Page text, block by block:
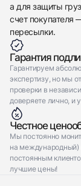
а для защиты
счет покупателя
пересылки.
Гарантия
Гарантируем
экспертизу, но мы
проверки в
доверяете лично, и
Честное
Мы постоянно
на международный)
постоянным
лучшие цены!